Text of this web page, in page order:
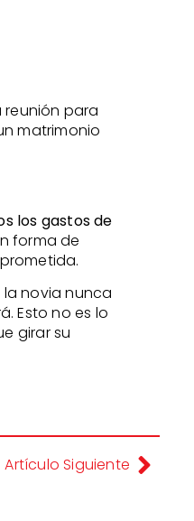
para
matrimonio
los gastos de
forma de
la novia nunca
Esto no es lo
girar su
Artículo Siguiente